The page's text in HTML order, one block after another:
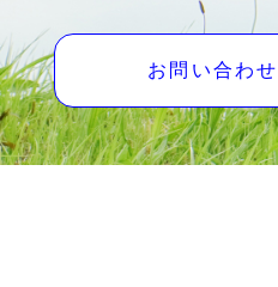
・26日(日)：最終受付
・28日(火)：休診
その他は通常通りです。
2026.5.82026年6月
更日について
お問い合わ